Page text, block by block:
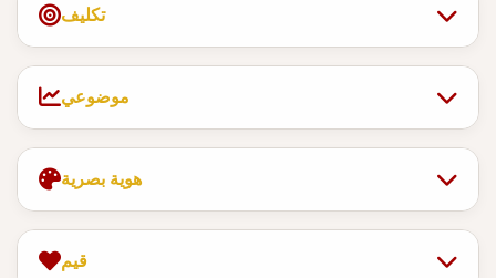
تكليف
موضوعي
هوية بصرية
قيم